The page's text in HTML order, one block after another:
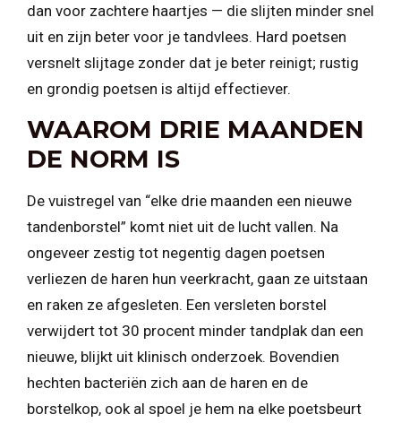
dan voor zachtere haartjes — die slijten minder snel
uit en zijn beter voor je tandvlees. Hard poetsen
versnelt slijtage zonder dat je beter reinigt; rustig
en grondig poetsen is altijd effectiever.
WAAROM DRIE MAANDEN
DE NORM IS
De vuistregel van “elke drie maanden een nieuwe
tandenborstel” komt niet uit de lucht vallen. Na
ongeveer zestig tot negentig dagen poetsen
verliezen de haren hun veerkracht, gaan ze uitstaan
en raken ze afgesleten. Een versleten borstel
verwijdert tot 30 procent minder tandplak dan een
nieuwe, blijkt uit klinisch onderzoek. Bovendien
hechten bacteriën zich aan de haren en de
borstelkop, ook al spoel je hem na elke poetsbeurt